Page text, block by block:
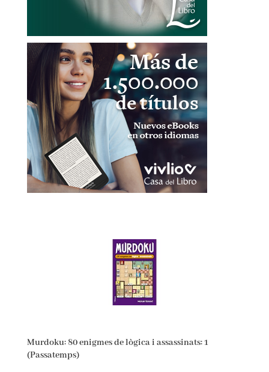
Murdoku: 80 enigmes de lògica i assassinats: 1
(Passatemps)